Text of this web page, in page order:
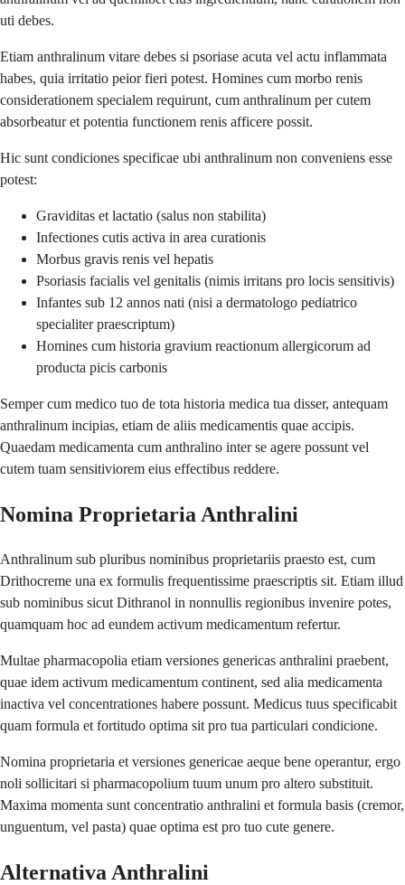
uti debes.
Etiam anthralinum vitare debes si psoriase acuta vel actu inflammata
habes, quia irritatio peior fieri potest. Homines cum morbo renis
considerationem specialem requirunt, cum anthralinum per cutem
absorbeatur et potentia functionem renis afficere possit.
Hic sunt condiciones specificae ubi anthralinum non conveniens esse
potest:
Graviditas et lactatio (salus non stabilita)
Infectiones cutis activa in area curationis
Morbus gravis renis vel hepatis
Psoriasis facialis vel genitalis (nimis irritans pro locis sensitivis)
Infantes sub 12 annos nati (nisi a dermatologo pediatrico
specialiter praescriptum)
Homines cum historia gravium reactionum allergicorum ad
producta picis carbonis
Semper cum medico tuo de tota historia medica tua disser, antequam
anthralinum incipias, etiam de aliis medicamentis quae accipis.
Quaedam medicamenta cum anthralino inter se agere possunt vel
cutem tuam sensitiviorem eius effectibus reddere.
Nomina Proprietaria Anthralini
Anthralinum sub pluribus nominibus proprietariis praesto est, cum
Drithocreme una ex formulis frequentissime praescriptis sit. Etiam illud
sub nominibus sicut Dithranol in nonnullis regionibus invenire potes,
quamquam hoc ad eundem activum medicamentum refertur.
Multae pharmacopolia etiam versiones genericas anthralini praebent,
quae idem activum medicamentum continent, sed alia medicamenta
inactiva vel concentrationes habere possunt. Medicus tuus specificabit
quam formula et fortitudo optima sit pro tua particulari condicione.
Nomina proprietaria et versiones genericae aeque bene operantur, ergo
noli sollicitari si pharmacopolium tuum unum pro altero substituit.
Maxima momenta sunt concentratio anthralini et formula basis (cremor,
unguentum, vel pasta) quae optima est pro tuo cute genere.
Alternativa Anthralini